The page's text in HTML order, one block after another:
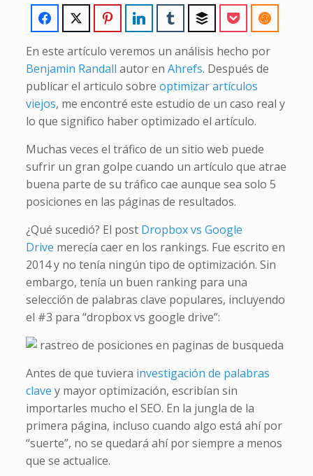
En este artículo veremos un análisis hecho por
Benjamin Randall autor en Ahrefs. Después de
publicar el articulo sobre optimizar artículos
viejos, me encontré este estudio de un caso real y
lo que significo haber optimizado el artículo.
Muchas veces el tráfico de un sitio web puede
sufrir un gran golpe cuando un artículo que atrae
buena parte de su tráfico cae aunque sea solo 5
posiciones en las páginas de resultados.
¿Qué sucedió? El post Dropbox vs Google
Drive merecía caer en los rankings. Fue escrito en
2014 y no tenía ningún tipo de optimización. Sin
embargo, tenía un buen ranking para una
selección de palabras clave populares, incluyendo
el #3 para “dropbox vs google drive”:
Antes de que tuviera investigación de palabras
clave y mayor optimización, escribían sin
importarles mucho el SEO. En la jungla de la
primera página, incluso cuando algo está ahí por
“suerte”, no se quedará ahí por siempre a menos
que se actualice.